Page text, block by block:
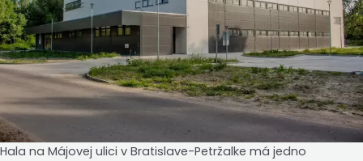
Hala na Májovej ulici v Bratislave-Petržalke má jedno